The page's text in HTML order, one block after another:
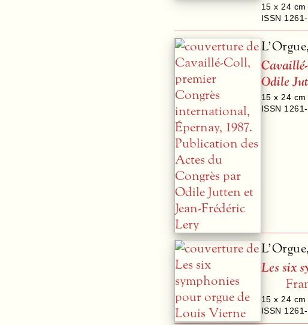
15 x 24
ISSN
Odile
15 x 24 cm
ISSN
Les six
15 x 24 cm
ISSN